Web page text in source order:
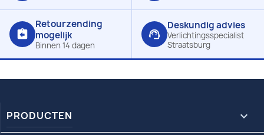
assignment_return
Retourzending
mogelijk
Binnen 14 dagen
support_agent
Deskundig advies
Verlichtingsspecialist
Straatsburg
PRODUCTEN 